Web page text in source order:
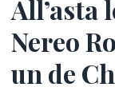
All’asta
Nereo
un de